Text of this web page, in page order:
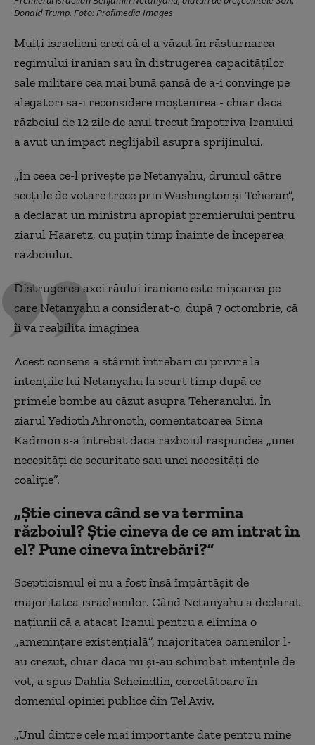
Donald Trump. Foto: Profimedia Images
Mulți israelieni cred că el a văzut în răsturnarea
regimului iranian sau în distrugerea capacităților
sale militare cea mai bună șansă de a-i convinge pe
alegători să-i reconsidere moștenirea - chiar dacă
războiul de 12 zile de anul trecut împotriva Iranului
a avut un impact neglijabil asupra sprijinului.
„În ceea ce-l privește pe Netanyahu, drumul către
secțiile de votare trece prin Washington și Teheran”,
a declarat un ministru apropiat premierului pentru
ziarul Haaretz, cu puțin timp înainte de începerea
războiului.
Distrugerea axei răului iraniene este mișcarea pe
care Netanyahu a considerat-o, după 7 octombrie, că
îi va reabilita imaginea
Acest consens a stârnit întrebări cu privire la
intențiile lui Netanyahu la scurt timp după ce
primele bombe au căzut asupra Teheranului. În
ziarul Yedioth Ahronoth, comentatoarea Sima
Kadmon s-a întrebat dacă războiul răspundea „unei
necesități de securitate sau unei necesități de
coaliție”.
„Știe cineva când se va termina
războiul? Știe cineva de ce am intrat în
el? Pune cineva întrebări?”
Scepticismul ei nu a fost însă împărtășit de
majoritatea israelienilor. Când Netanyahu a declarat
națiunii că a atacat Iranul pentru a elimina o
„amenințare existențială”, majoritatea oamenilor l-
au crezut, chiar dacă nu și-au schimbat intențiile de
vot, a spus Dahlia Scheindlin, cercetătoare în
domeniul opiniei publice din Tel Aviv.
„Unul dintre cele mai importante date pentru mine